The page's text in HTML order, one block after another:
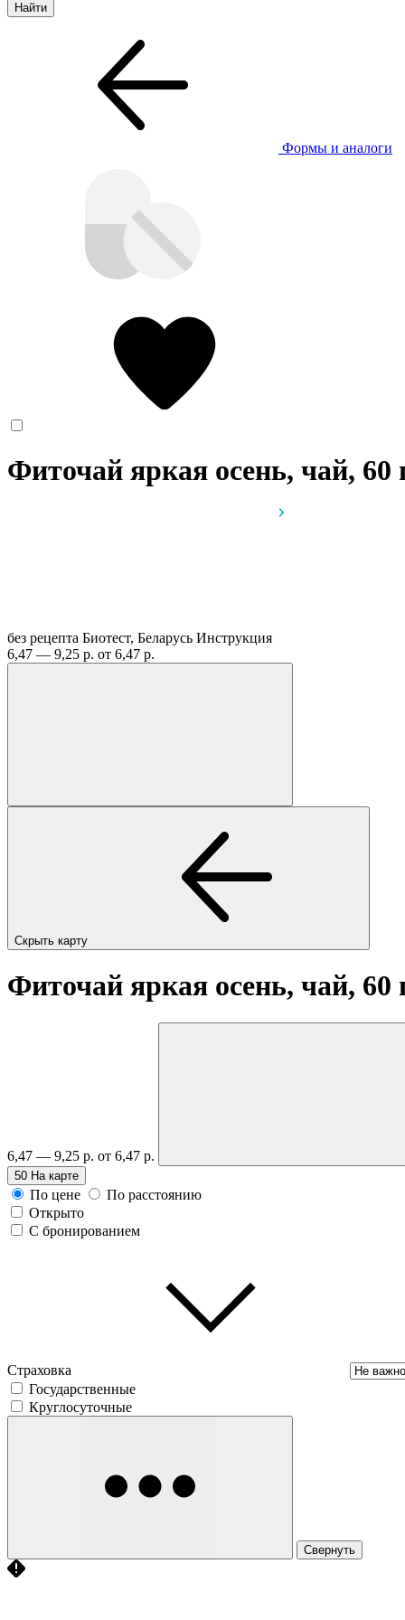
Формы и аналоги
Фиточай яркая осень, чай, 60
без рецепта Биотест, Беларусь Инструкция
6,47 — 9,25 р. от 6,47 р.
Скрыть карту
Фиточай яркая осень, чай, 60
6,47 — 9,25 р. от 6,47 р.
50 На карте
По цене
По расстоянию
Открыто
С бронированием
Страховка
Государственные
Круглосуточные
Свернуть